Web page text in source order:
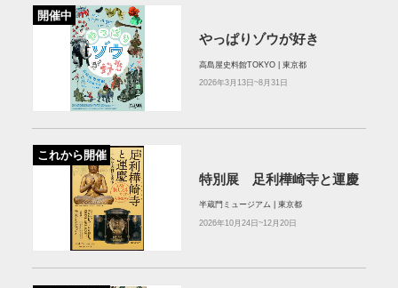
開催中
やっぱりゾウが好き
高島屋史料館TOKYO | 東京都
2026年3月13日~8月31日
これから開催
特別展 足利樺崎寺と運慶
半蔵門ミュージアム | 東京都
2026年10月24日~12月20日